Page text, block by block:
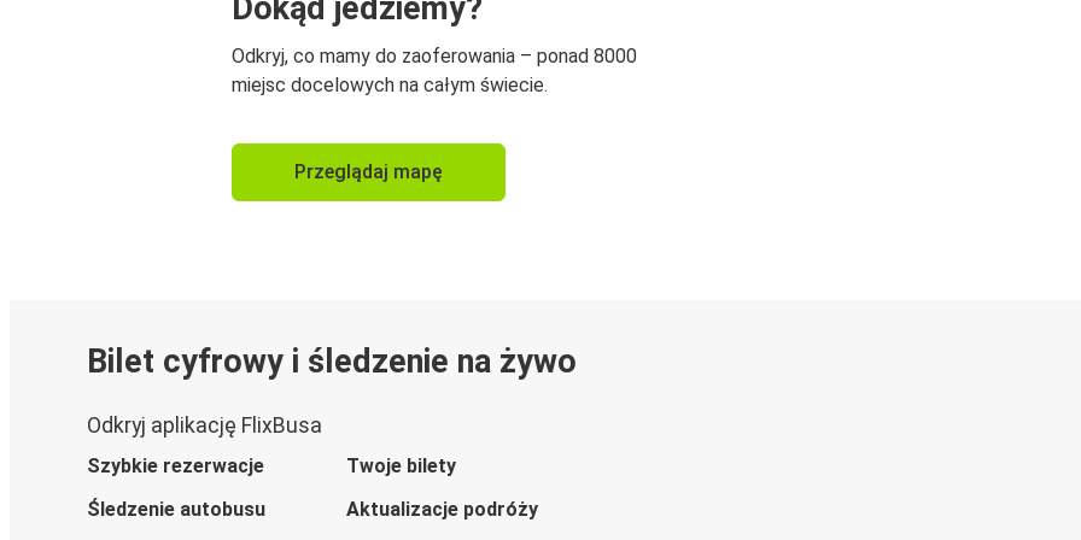
Dokąd jedziemy?
Odkryj, co mamy do zaoferowania – ponad 8000
miejsc docelowych na całym świecie.
Przeglądaj mapę
Bilet cyfrowy i śledzenie na żywo
Odkryj aplikację FlixBusa
Szybkie rezerwacje
Twoje bilety
Śledzenie autobusu
Aktualizacje podróży